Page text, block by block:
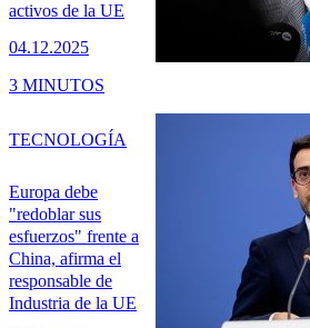
activos de la UE
04.12.2025
3 MINUTOS
Europa debe
"redoblar sus
esfuerzos" frente a
China, afirma el
responsable de
Industria de la UE
TECNOLOGÍA